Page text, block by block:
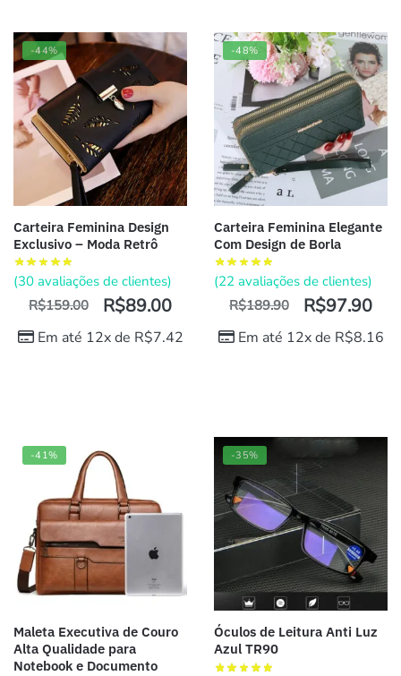
-44%
Carteira Feminina Design
Exclusivo – Moda Retrô
(30 avaliações de clientes)
R$159.00 R$89.00
Em até 12x de R$7.42
-48%
Carteira Feminina Elegante
Com Design de Borla
(22 avaliações de clientes)
R$189.90 R$97.90
Em até 12x de R$8.16
-41%
Maleta Executiva de Couro
Alta Qualidade para
Notebook e Documento
-35%
Óculos de Leitura Anti Luz
Azul TR90